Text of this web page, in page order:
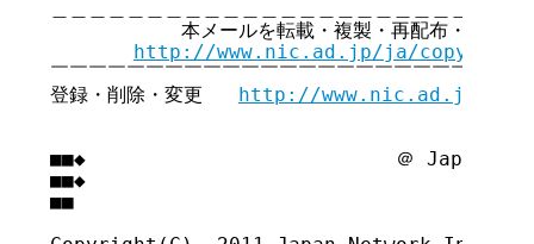
本メールを転載・複製・再配布・引用さ
http://www.nic.ad.jp/ja/
￣￣￣￣￣￣￣￣￣￣￣￣￣￣￣￣￣￣￣￣￣￣￣￣
登録・削除・変更 http://www.nic.ad.jp/ja/
■■◆                          ＠ Japan
■■◆
■■